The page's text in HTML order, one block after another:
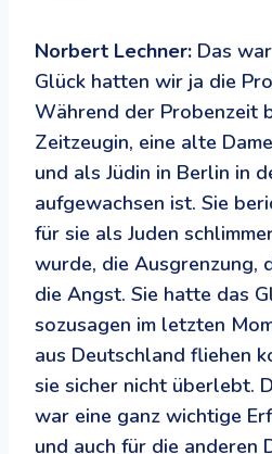
Norbert Lechner: Das
Glück hatten wir ja die
Während der Probenzeit
Zeitzeugin, eine alte
und als Jüdin in Berlin in
aufgewachsen ist. Sie
für sie als Juden
wurde, die Ausgrenzung,
die Angst. Sie hatte das
sozusagen im letzten
aus Deutschland fliehen
sie sicher nicht überlebt.
war eine ganz wichtige
und auch für die anderen